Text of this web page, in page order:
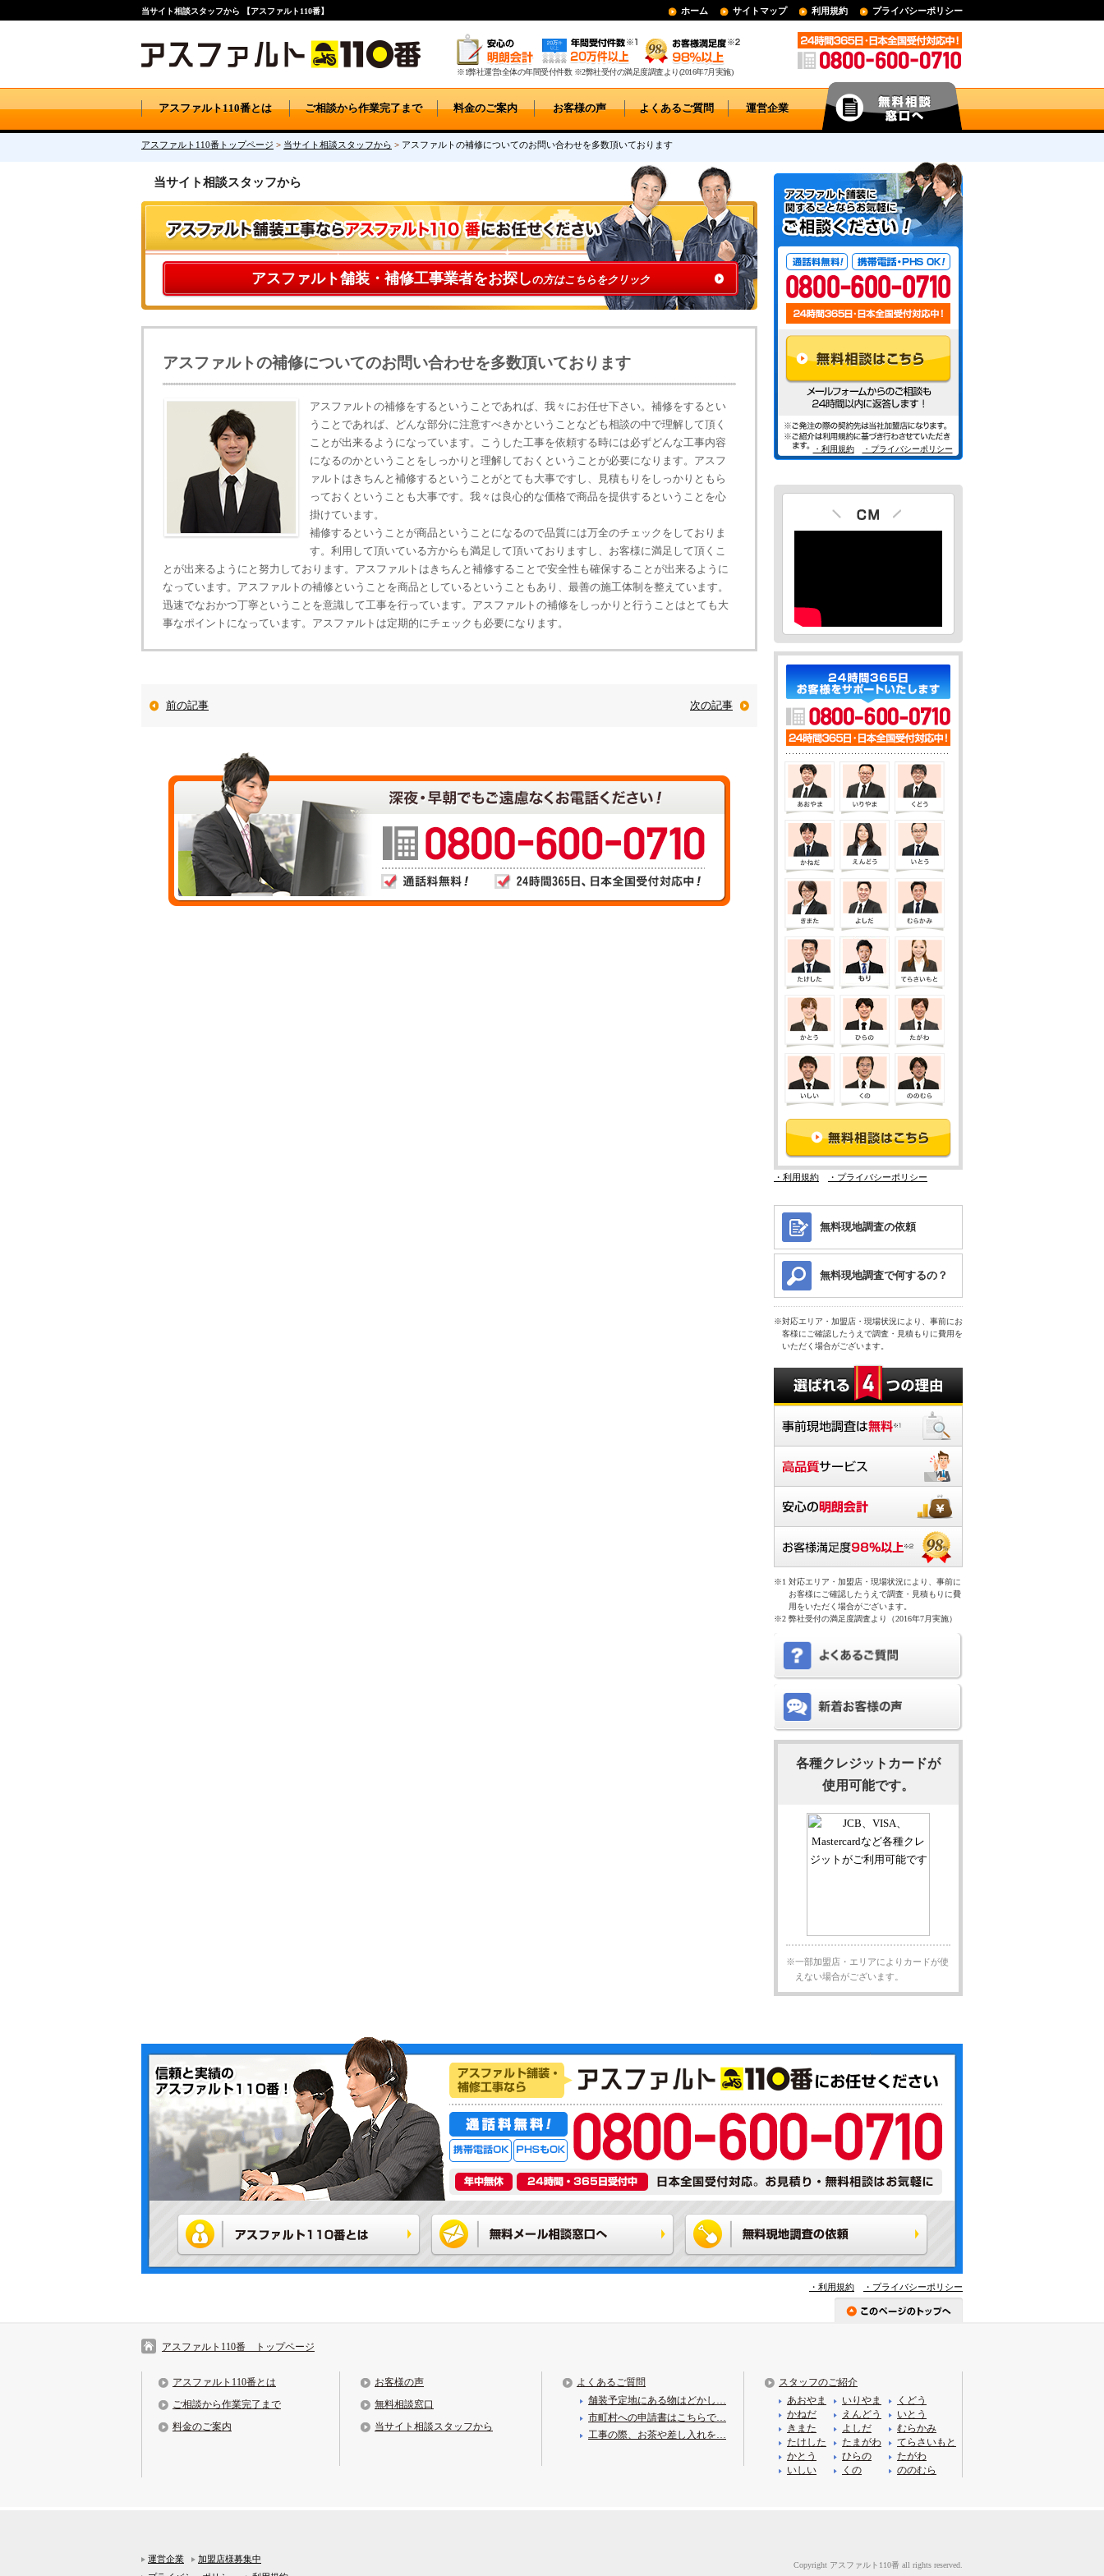
当サイト相談スタッフから 【アスファルト110番】 プライバシーポリシー
利用規約
サイトマップ
ホーム
※1弊社運営t全体の年間受付件数 ※2弊社受付の満足度調査より(2016年7月実施)
アスファルト110番とは ご相談から作業完了まで 料金のご案内 お客様の声 よくあるご質問 運営企業
アスファルト110番トップページ > 当サイト相談スタッフから > アスファルトの補修についてのお問い合わせを多数頂いております
当サイト相談スタッフから
アスファルト舗装・補修工事業者をお探しの方はこちらをクリック
アスファルトの補修についてのお問い合わせを多数頂いております
アスファルトの補修をするということであれば、我々にお任せ下さい。補修をするとい
うことであれば、どんな部分に注意すべきかということなども相談の中で理解して頂く
ことが出来るようになっています。こうした工事を依頼する時には必ずどんな工事内容
になるのかということをしっかりと理解しておくということが必要になります。アスフ
ァルトはきちんと補修するということがとても大事ですし、見積もりをしっかりともら
っておくということも大事です。我々は良心的な価格で商品を提供するということを心
掛けています。
補修するということが商品ということになるので品質には万全のチェックをしておりま
す。利用して頂いている方からも満足して頂いておりますし、お客様に満足して頂くこ
とが出来るようにと努力しております。アスファルトはきちんと補修することで安全性も確保することが出来るように
なっています。アスファルトの補修ということを商品としているということもあり、最善の施工体制を整えています。
迅速でなおかつ丁寧ということを意識して工事を行っています。アスファルトの補修をしっかりと行うことはとても大
事なポイントになっています。アスファルトは定期的にチェックも必要になります。
前の記事 次の記事
・利用規約 ・プライバシーポリシー
・利用規約 ・プライバシーポリシー
無料現地調査の依頼
無料現地調査で何するの？
対応エリア・加盟店・現場状況により、事前にお
客様にご確認したうえで調査・見積もりに費用を
いただく場合がございます。
対応エリア・加盟店・現場状況により、事前に
お客様にご確認したうえで調査・見積もりに費
用をいただく場合がございます。
弊社受付の満足度調査より（2016年7月実施）
各種クレジットカードが
使用可能です。
※一部加盟店・エリアによりカードが使
えない場合がございます。
・利用規約 ・プライバシーポリシー
アスファルト110番 トップページ
アスファルト110番とは
ご相談から作業完了まで
料金のご案内
お客様の声
無料相談窓口
当サイト相談スタッフから
よくあるご質問
舗装予定地にある物はどかし…
市町村への申請書はこちらで…
工事の際、お茶や差し入れを…
スタッフのご紹介
あおやま
いりやま
くどう
かねだ
えんどう
いとう
きまた
よしだ
むらかみ
たけした
たまがわ
てらさいもと
かとう
ひらの
たがわ
いしい
くの ののむら
運営企業
加盟店様募集中
Copyright アスファルト110番 all rights reserved.